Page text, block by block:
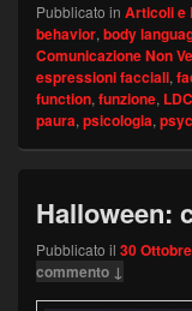
Pubblicato in Articoli e
behavior,body
Comunicazione Non
espressioni facciali,
function,funzione, LDC
paura,psicologia,
Halloween:
Pubblicato il 30
commento ↓